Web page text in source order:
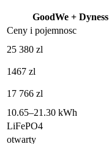
GoodWe + Dyness
Ceny i pojemnosc
25 380 zl
1467 zl
17 766 zl
10.65–21.30 kWh
LiFePO4
otwarty